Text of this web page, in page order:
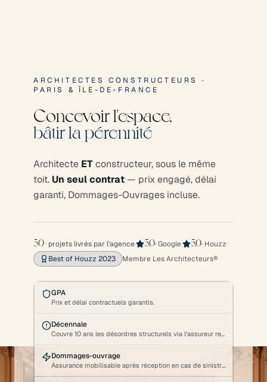
ARCHITECTES CONSTRUCTEURS ·
PARIS & ÎLE-DE-FRANCE
Concevoir l'espace,
bâtir la pérennité
Architecte ETconstructeur, sous le même
toit. Un seul contrat— prix engagé, délai
garanti, Dommages-Ouvrages incluse.
50+projets livrés par l'agence· 5,0·Google· 5,0· Houzz·
Best of Houzz 2023
Membre Les Architecteurs®
GPA
Prix et délai contractuels garantis.
Décennale
Couvre 10 ans les désordres structurels via l'assureur responsabilité civile.
Dommages-ouvrage
Assurance mobilisable après réception en cas de sinistre.